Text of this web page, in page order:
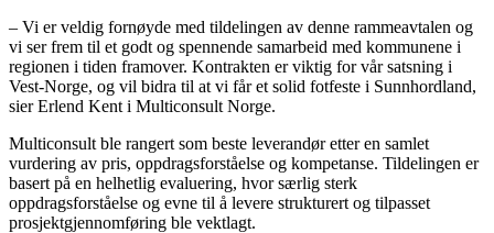
– Vi er veldig fornøyde med tildelingen av denne rammeavtalen og
vi ser frem til et godt og spennende samarbeid med kommunene i
regionen i tiden framover. Kontrakten er viktig for vår satsning i
Vest-Norge, og vil bidra til at vi får et solid fotfeste i Sunnhordland,
sier Erlend Kent i Multiconsult Norge.
Multiconsult ble rangert som beste leverandør etter en samlet
vurdering av pris, oppdragsforståelse og kompetanse. Tildelingen er
basert på en helhetlig evaluering, hvor særlig sterk
oppdragsforståelse og evne til å levere strukturert og tilpasset
prosjektgjennomføring ble vektlagt.